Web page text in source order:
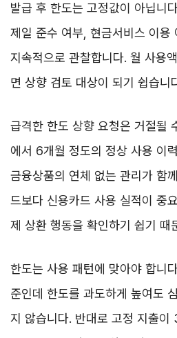
발급 후 한도는 고정값이 아닙니
제일 준수 여부, 현금서비스 이용
지속적으로 관찰합니다. 월 사용
면 상향 검토 대상이 되기 쉽습니
급격한 한도 상향 요청은 거절될
에서 6개월 정도의 정상 사용 이
금융상품의 연체 없는 관리가 함
드보다 신용카드 사용 실적이 중
제 상환 행동을 확인하기 쉽기 때
한도는 사용 패턴에 맞아야 합니
준인데 한도를 과도하게 높여도
지 않습니다. 반대로 고정 지출이